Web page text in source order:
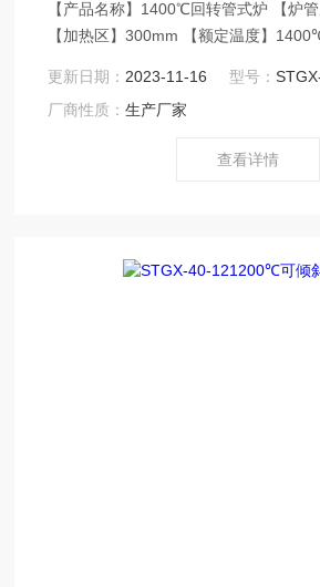
【产品名称】1400℃回转管式炉 【炉
【加热区】300mm 【额定温度】1400℃ 【电源电压】
转管式炉应用于高等院校、科研院所、
验室高温热处理工艺，适用于金属材料
更新日期： 2023-11-16 型号：
厂商性质：生产厂家
查看详情